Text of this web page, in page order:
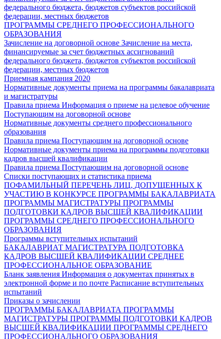
федерального бюджета, бюджетов субъектов российской
федерации, местных бюджетов
ПРОГРАММЫ СРЕДНЕГО ПРОФЕССИОНАЛЬНОГО
ОБРАЗОВАНИЯ
Зачисление на договорной основе Зачисление на места,
финансируемые за счет бюджетных ассигнований
федерального бюджета, бюджетов субъектов российской
федерации, местных бюджетов
Приемная кампания 2020
Нормативные документы приема на программы бакалавриата
и магистратуры
Правила приема Информация о приеме на целевое обучение
Поступающим на договорной основе
Нормативные документы среднего профессионального
образования
Правила приема Поступающим на договорной основе
Нормативные документы приема на программы подготовки
кадров высшей квалификации
Правила приема Поступающим на договорной основе
Списки поступающих и статистика приема
ПОФАМИЛЬНЫЙ ПЕРЕЧЕНЬ ЛИЦ, ДОПУЩЕННЫХ К
УЧАСТИЮ В КОНКУРСЕ ПРОГРАММЫ БАКАЛАВРИАТА
ПРОГРАММЫ МАГИСТРАТУРЫ ПРОГРАММЫ
ПОДГОТОВКИ КАДРОВ ВЫСШЕЙ КВАЛИФИКАЦИИ
ПРОГРАММЫ СРЕДНЕГО ПРОФЕССИОНАЛЬНОГО
ОБРАЗОВАНИЯ
Программы вступительных испытаний
БАКАЛАВРИАТ МАГИСТРАТУРА ПОДГОТОВКА
КАДРОВ ВЫСШЕЙ КВАЛИФИКАЦИИ СРЕДНЕЕ
ПРОФЕССИОНАЛЬНОЕ ОБРАЗОВАНИЕ
Бланк заявления Информация о документах принятых в
электронной форме и по почте Расписание вступительных
испытаний
Приказы о зачислении
ПРОГРАММЫ БАКАЛАВРИАТА ПРОГРАММЫ
МАГИСТРАТУРЫ ПРОГРАММЫ ПОДГОТОВКИ КАДРОВ
ВЫСШЕЙ КВАЛИФИКАЦИИ ПРОГРАММЫ СРЕДНЕГО
ПРОФЕССИОНАЛЬНОГО ОБРАЗОВАНИЯ